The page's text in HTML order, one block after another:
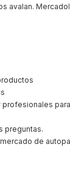
avalan.
preguntas.
de